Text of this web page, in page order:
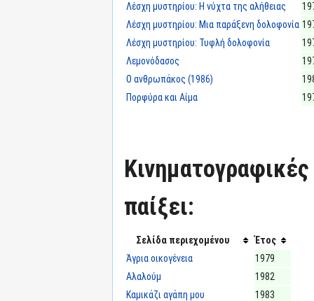
Λέσχη μυστηρίου: Η νύχτα της αλήθειας
Λέσχη μυστηρίου: Μια παράξενη δολοφονία
Λέσχη μυστηρίου: Τυφλή δολοφονία
Λεμονόδασος
Ο ανθρωπάκος (1986)
Πορφύρα και Αίμα
Κινηματογραφικές
παίξει:
Σελίδα περιεχομένου
Έτος
Άγρια οικογένεια
1979
Αλαλούμ
1982
Καμικάζι αγάπη μου
1983